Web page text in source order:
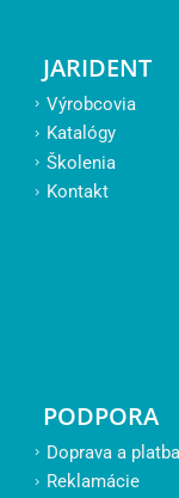
JARIDENT
Výrobcovia
Katalógy
Školenia
Kontakt
PODPORA
Doprava a platba
Reklamácie